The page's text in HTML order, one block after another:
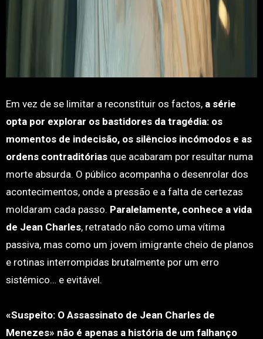
Em vez de se limitar a reconstituir os factos, a série
opta por explorar os bastidores da tragédia: os
momentos de indecisão, os silêncios incómodos e as
ordens contraditóriasque acabaram por resultar numa
morte absurda. O público acompanha o desenrolar dos
acontecimentos, onde a pressão e a falta de certezas
moldaram cada passo. Paralelamente, conhece a vida
de Jean Charles, retratado não como uma vítima
passiva, mas como um jovem imigrante cheio de planos
e rotinas interrompidas brutalmente por um erro
sistémico… e evitável.
«Suspeito: O Assassinato de Jean Charles de
Menezes» não é apenas a história de um falhanço